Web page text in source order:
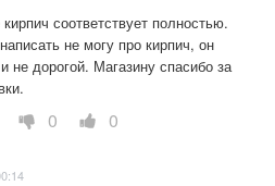
соответствует полностью.
не могу про кирпич, он
не дорогой. Магазину спасибо за
0 0